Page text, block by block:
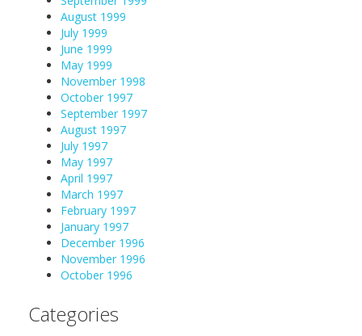
August 1999
July 1999
June 1999
May 1999
November 1998
October 1997
September 1997
August 1997
July 1997
May 1997
April 1997
March 1997
February 1997
January 1997
December 1996
November 1996
October 1996
Categories